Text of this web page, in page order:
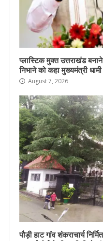
प्लास्टिक मुक्त उत्तराखंड
निभाने को कहा मुख्यमंत्री
August 7, 2026
पौड़ी हाट गांव शंकराचार्य